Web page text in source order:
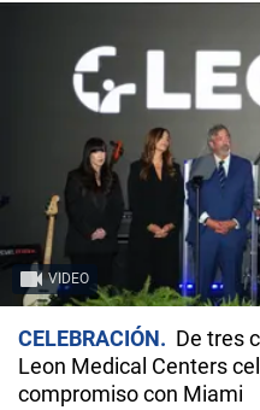
VIDEO
CELEBRACIÓN
De tres
Leon Medical Centers
compromiso con Miami